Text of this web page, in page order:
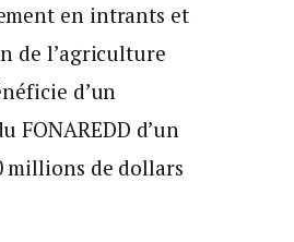
en intrants et
de l’agriculture
d’un
FONAREDD d’un
millions de dollars